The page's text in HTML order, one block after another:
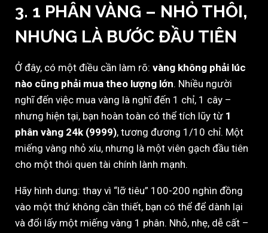
3. 1 PHÂN VÀNG – NHỎ THÔI,
NHƯNG LÀ BƯỚC ĐẦU TIÊN
Ở đây, có một điều cần làm rõ: vàng không phải lúc
nào cũng phải mua theo lượng lớn. Nhiều người
nghĩ đến việc mua vàng là nghĩ đến 1 chỉ, 1 cây –
nhưng hiện tại, bạn hoàn toàn có thể tích lũy từ 1
phân vàng 24k (9999), tương đương 1/10 chỉ. Một
miếng vàng nhỏ xíu, nhưng là một viên gạch đầu tiên
cho một thói quen tài chính lành mạnh.
Hãy hình dung: thay vì “lỡ tiêu” 100-200 nghìn đồng
vào một thứ không cần thiết, bạn có thể để dành lại
và đổi lấy một miếng vàng 1 phân. Nhỏ, nhẹ, dễ cất –